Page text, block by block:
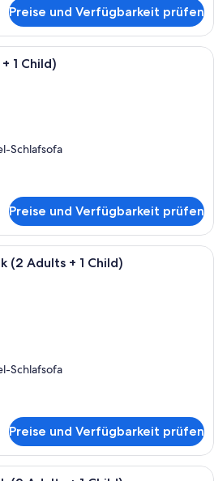
Preise und Verfügbarkeit prüfen
Zimmersafe, Schreibtisch,
1 Child)
Schlafsofa
Preise und Verfügbarkeit prüfen
Ein Hotelzimmer mit einem großen
(2 Adults + 1 Child)
Schlafsofa
Preise und Verfügbarkeit prüfen
Ein Hotelzimmer mit einem großen